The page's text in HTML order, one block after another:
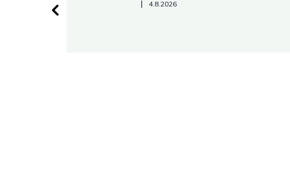
Hodnotenie obchodu je 5 z 5 hviezdičiek.
| 4.8.2026